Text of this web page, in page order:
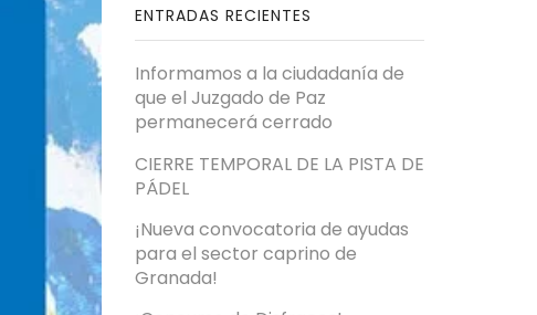
ENTRADAS RECIENTES
Informamos a la ciudadanía de
que el Juzgado de Paz
permanecerá cerrado
CIERRE TEMPORAL DE LA PISTA DE
PÁDEL
¡Nueva convocatoria de ayudas
para el sector caprino de
Granada!